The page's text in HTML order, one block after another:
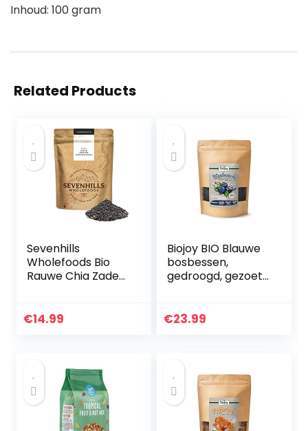
Inhoud: 100 gram
Related Products
Sevenhills
Wholefoods Bio
Rauwe Chia Zaden
€14.99
Biojoy BIO Blauwe
bosbessen,
gedroogd, gezoet
kg)
€23.99